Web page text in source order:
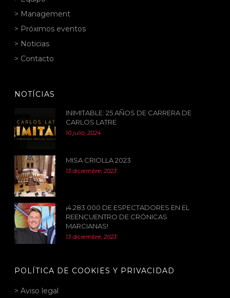
> Management
> Próximos eventos
> Noticias
> Contacto
NOTÍCIAS
INIMITABLE: 25 AÑOS DE CARRERA DE
CARLOS LATRE
10 julio, 2024
MISA CRIOLLA 2023
13 diciembre, 2023
¡4.283.000 DE ESPECTADORES EN EL
REENCUENTRO DE CRÓNICAS
MARCIANAS!
13 diciembre, 2023
POLÍTICA DE COOKIES Y PRIVACIDAD
> Aviso legal